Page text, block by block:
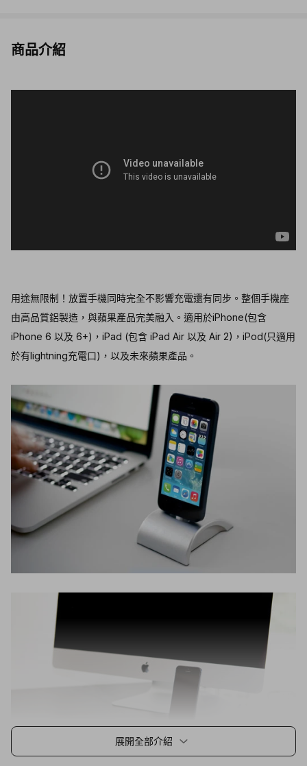
商品介紹
展開全部介紹
用途無限制！放置手機同時完全不影響充電還有同步。整個手機座
由高品質鋁製造，與蘋果產品完美融入。適用於iPhone(包含
iPhone 6 以及 6+)，iPad (包含 iPad Air 以及 Air 2)，iPod(只適用
於有lightning充電口)，以及未來蘋果產品。